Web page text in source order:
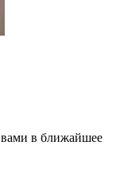
вами в ближайшее